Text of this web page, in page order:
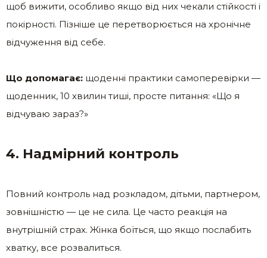
щоб вижити, особливо якщо від них чекали стійкості і
покірності. Пізніше це перетворюється на хронічне
відчуження від себе.
Що допомагає: щоденні практики самоперевірки —
щоденник, 10 хвилин тиші, просте питання: «Що я
відчуваю зараз?»
4. Надмірний контроль
Повний контроль над розкладом, дітьми, партнером,
зовнішністю — це не сила. Це часто реакція на
внутрішній страх. Жінка боїться, що якщо послабить
хватку, все розвалиться.